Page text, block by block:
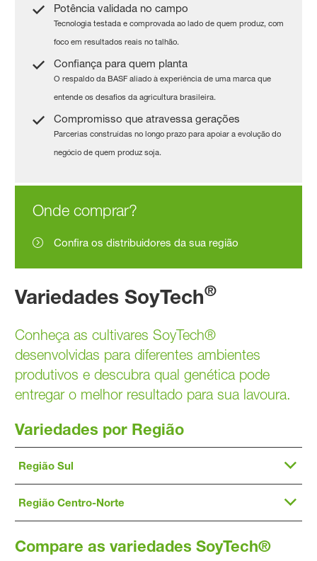
Potência validada no campo
Tecnologia testada e comprovada ao lado de quem produz, com
foco em resultados reais no talhão.
Confiança para quem planta
O respaldo da BASF aliado à experiência de uma marca que
entende os desafios da agricultura brasileira.
Compromisso que atravessa gerações
Parcerias construídas no longo prazo para apoiar a evolução do
negócio de quem produz soja.
Onde comprar?
Confira os distribuidores da sua região
Variedades SoyTech®
Conheça as cultivares SoyTech®
desenvolvidas para diferentes ambientes
produtivos e descubra qual genética pode
entregar o melhor resultado para sua lavoura.
Variedades por Região
Região Sul
Região Centro-Norte
Compare as variedades SoyTech®